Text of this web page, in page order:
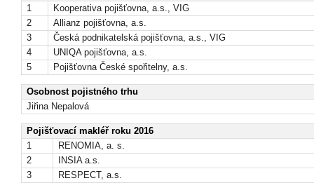
1
Kooperativa pojišťovna, a.s., VIG
2
Allianz pojišťovna, a.s.
3
Česká podnikatelská pojišťovna, a.s., VIG
4
UNIQA pojišťovna, a.s.
5
Pojišťovna České spořitelny, a.s.
Osobnost pojistného trhu
Jiřina Nepalová
Pojišťovací makléř roku 2016
1
RENOMIA, a. s.
2
INSIA a.s.
3
RESPECT, a.s.